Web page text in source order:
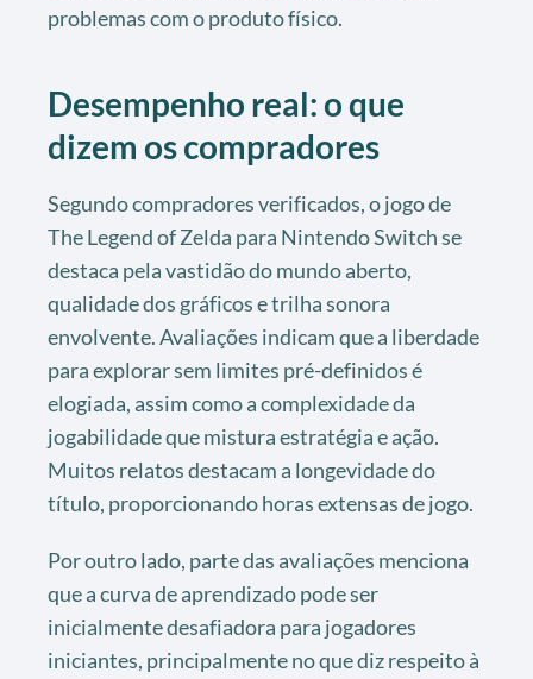
problemas com o produto físico.
Desempenho real: o que
dizem os compradores
Segundo compradores verificados, o jogo de
The Legend of Zelda para Nintendo Switch se
destaca pela vastidão do mundo aberto,
qualidade dos gráficos e trilha sonora
envolvente. Avaliações indicam que a liberdade
para explorar sem limites pré-definidos é
elogiada, assim como a complexidade da
jogabilidade que mistura estratégia e ação.
Muitos relatos destacam a longevidade do
título, proporcionando horas extensas de jogo.
Por outro lado, parte das avaliações menciona
que a curva de aprendizado pode ser
inicialmente desafiadora para jogadores
iniciantes, principalmente no que diz respeito à